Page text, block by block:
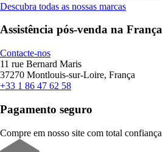
Descubra todas as nossas marcas
Assistência pós-venda na França
Contacte-nos
11 rue Bernard Maris
37270 Montlouis-sur-Loire, França
+33 1 86 47 62 58
Pagamento seguro
Compre em nosso site com total confiança